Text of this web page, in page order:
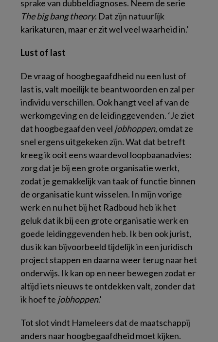
sprake van dubbeldiagnoses. Neem de serie
The big bang theory. Dat zijn natuurlijk
karikaturen, maar er zit wel veel waarheid in.’
Lust of last
De vraag of hoogbegaafdheid nu een lust of
last is, valt moeilijk te beantwoorden en zal per
individu verschillen. Ook hangt veel af van de
werkomgeving en de leidinggevenden. ‘Je ziet
dat hoogbegaafden veel jobhoppen, omdat ze
snel ergens uitgekeken zijn. Wat dat betreft
kreeg ik ooit eens waardevol loopbaanadvies:
zorg dat je bij een grote organisatie werkt,
zodat je gemakkelijk van taak of functie binnen
de organisatie kunt wisselen. In mijn vorige
werk en nu het bij het Radboud heb ik het
geluk dat ik bij een grote organisatie werk en
goede leidinggevenden heb. Ik ben ook jurist,
dus ik kan bijvoorbeeld tijdelijk in een juridisch
project stappen en daarna weer terug naar het
onderwijs. Ik kan op en neer bewegen zodat er
altijd iets nieuws te ontdekken valt, zonder dat
ik hoef te jobhoppen.’
Tot slot vindt Hameleers dat de maatschappij
anders naar hoogbegaafdheid moet kijken.